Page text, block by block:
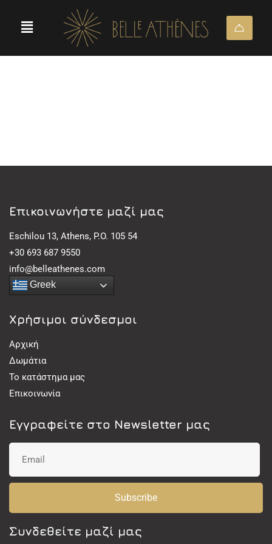
Eπικοινωνήστε μαζί μας
Eschilou 13, Athens, P.O. 105 54
+30 693 687 9550
info@belleathenes.com
Greek
Χρήσιμοι σύνδεσμοι
Αρχική
Δωμάτια
Το κατάστημα μας
Επικοινωνία
Εγγραφείτε στο Newsletter μας
Subscribe
Συνδεθείτε μαζί μας